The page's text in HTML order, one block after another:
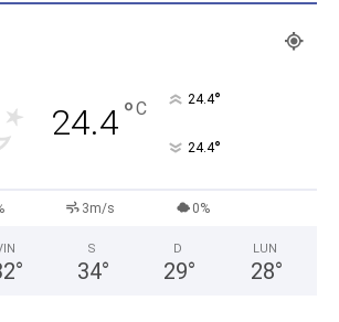
24.4°C 24.4°
24.4°
3m/s 0%
°
S
34°
D
29°
LUN
28°